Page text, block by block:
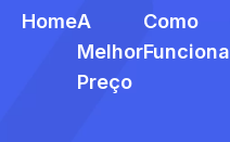
HomeA
Melhor
Preço
Como
Funciona